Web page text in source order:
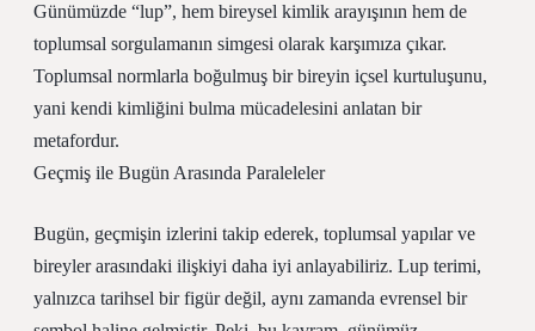
Günümüzde “lup”, hem bireysel kimlik arayışının hem de
toplumsal sorgulamanın simgesi olarak karşımıza çıkar.
Toplumsal normlarla boğulmuş bir bireyin içsel kurtuluşunu,
yani kendi kimliğini bulma mücadelesini anlatan bir
metafordur.
Geçmiş ile Bugün Arasında Paraleleler
Bugün, geçmişin izlerini takip ederek, toplumsal yapılar ve
bireyler arasındaki ilişkiyi daha iyi anlayabiliriz. Lup terimi,
yalnızca tarihsel bir figür değil, aynı zamanda evrensel bir